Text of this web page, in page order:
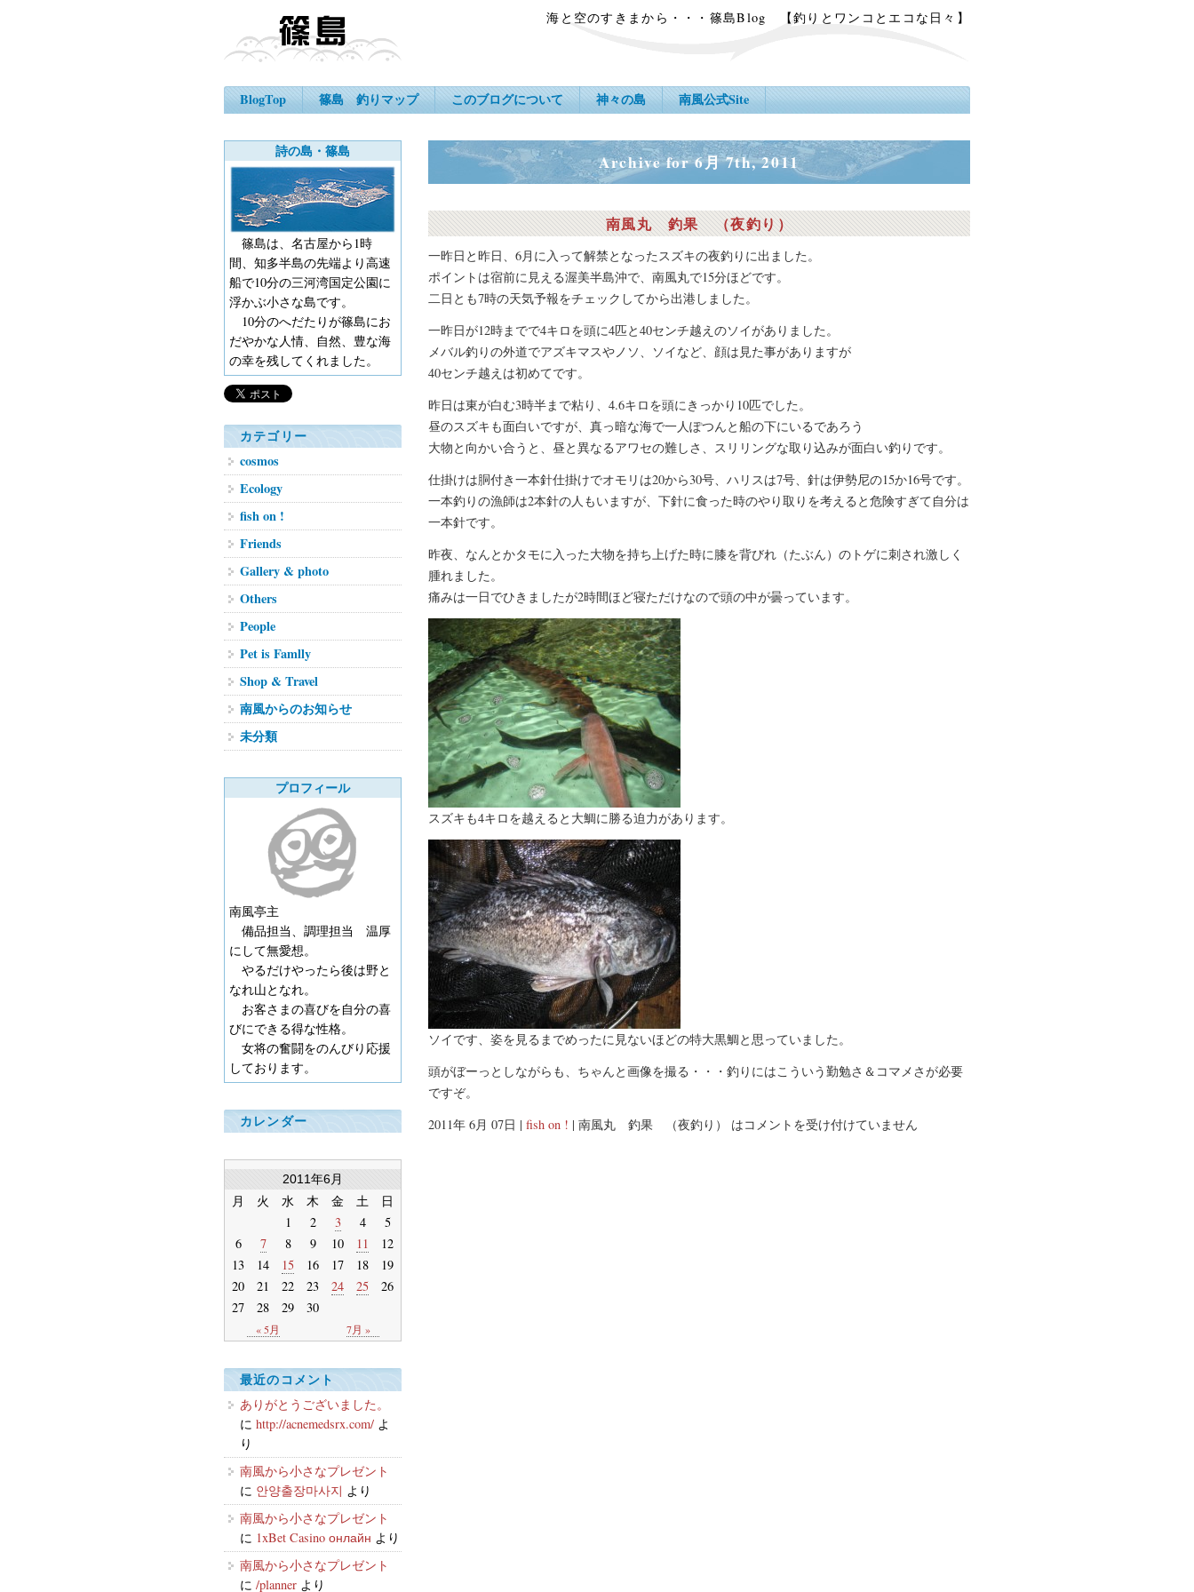
海と空のすきまから・・・篠島Blog 【釣りとワンコとエコな日々】
BlogTop 篠島 釣りマップ このブログについて 神々の島 南風公式Site
Archive for 6月 7th, 2011
南風丸 釣果 （夜釣り）
一昨日と昨日、6月に入って解禁となったスズキの夜釣りに出ました。
ポイントは宿前に見える渥美半島沖で、南風丸で15分ほどです。
二日とも7時の天気予報をチェックしてから出港しました。
一昨日が12時までで4キロを頭に4匹と40センチ越えのソイがありました。
メバル釣りの外道でアズキマスやノソ、ソイなど、顔は見た事がありますが
40センチ越えは初めてです。
昨日は東が白む3時半まで粘り、4.6キロを頭にきっかり10匹でした。
昼のスズキも面白いですが、真っ暗な海で一人ぽつんと船の下にいるであろう
大物と向かい合うと、昼と異なるアワセの難しさ、スリリングな取り込みが面白い釣りです。
仕掛けは胴付き一本針仕掛けでオモリは20から30号、ハリスは7号、針は伊勢尼の15か16号です。
一本釣りの漁師は2本針の人もいますが、下針に食った時のやり取りを考えると危険すぎて自分は
一本針です。
昨夜、なんとかタモに入った大物を持ち上げた時に膝を背びれ（たぶん）のトゲに刺され激しく
腫れました。
痛みは一日でひきましたが2時間ほど寝ただけなので頭の中が曇っています。
スズキも4キロを越えると大鯛に勝る迫力があります。
ソイです、姿を見るまでめったに見ないほどの特大黒鯛と思っていました。
頭がぼーっとしながらも、ちゃんと画像を撮る・・・釣りにはこういう勤勉さ＆コマメさが必要
ですぞ。
2011年 6月 07日 | fish on ! | 南風丸 釣果 （夜釣り） はコメントを受け付けていません
詩の島・篠島
篠島は、名古屋から1時
間、知多半島の先端より高速
船で10分の三河湾国定公園に
浮かぶ小さな島です。
10分のへだたりが篠島にお
だやかな人情、自然、豊な海
の幸を残してくれました。
カテゴリー
cosmos
Ecology
fish on !
Friends
Gallery & photo
Others
People
Pet is Famlly
Shop & Travel
南風からのお知らせ
未分類
プロフィール
南風亭主
備品担当、調理担当 温厚
にして無愛想。
やるだけやったら後は野と
なれ山となれ。
お客さまの喜びを自分の喜
びにできる得な性格。
女将の奮闘をのんびり応援
しております。
カレンダー
2011年6月
月 火 水 木 金 土 日
« 5月 7月 »
1 2 3 4
5
6
7 8 9 10 11
12
13
14 15 16 17 18
19
20
21 22 23 24 25
26
27
28 29 30
最近のコメント
ありがとうございました。
に http://acnemedsrx.com/ よ
り
南風から小さなプレゼント
に 안양출장마사지 より
南風から小さなプレゼント
に 1xBet Casino онлайн より
南風から小さなプレゼント
に /planner より